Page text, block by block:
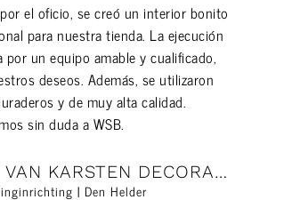
el oficio, se creó un interior bonito
para nuestra tienda. La ejecución
por un equipo amable y cualificado,
deseos. Además, se utilizaron
y de muy alta calidad.
sin duda a WSB.
MARTIN VAN KARSTEN DECORACIÓN DE VIVIENDAS
| Den Helder